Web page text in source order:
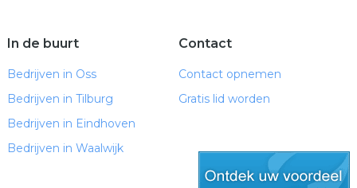
In de buurt
Bedrijven in Oss
Bedrijven in Tilburg
Bedrijven in Eindhoven
Bedrijven in Waalwijk
Contact
Contact opnemen
Gratis lid worden